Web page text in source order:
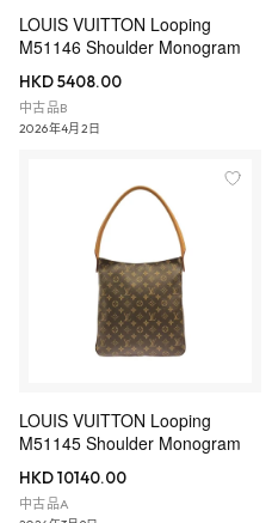
LOUIS VUITTON Looping
M51146 Shoulder Monogram
HKD 5408.00
中古品B
2026年4月2日
LOUIS VUITTON Looping
M51145 Shoulder Monogram
HKD 10140.00
中古品A